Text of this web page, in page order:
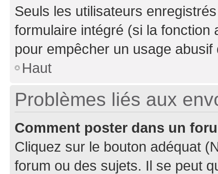
Seuls les utilisateurs
formulaire intégré (si la fonction
pour empêcher un usage
Haut
Problèmes liés aux
Comment poster dans un
Cliquez sur le bouton adéquat
forum ou des sujets. Il se peut